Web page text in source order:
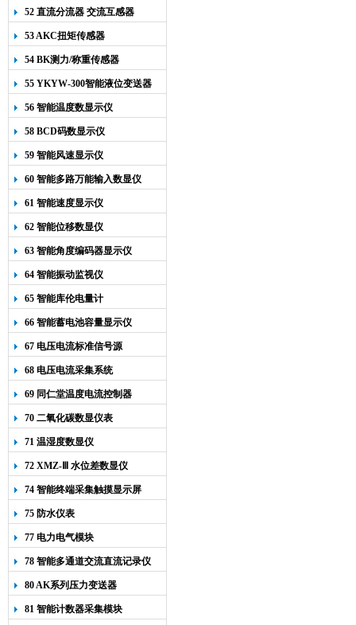
52 直流分流器 交流互感器
53 AKC扭矩传感器
54 BK测力/称重传感器
55 YKYW-300智能液位变送器
56 智能温度数显示仪
58 BCD码数显示仪
59 智能风速显示仪
60 智能多路万能输入数显仪
61 智能速度显示仪
62 智能位移数显仪
63 智能角度编码器显示仪
64 智能振动监视仪
65 智能库伦电量计
66 智能蓄电池容量显示仪
67 电压电流标准信号源
68 电压电流采集系统
69 同仁堂温度电流控制器
70 二氧化碳数显仪表
71 温湿度数显仪
72 XMZ-Ⅲ 水位差数显仪
74 智能终端采集触摸显示屏
75 防水仪表
77 电力电气模块
78 智能多通道交流直流记录仪
80 AK系列压力变送器
81 智能计数器采集模块